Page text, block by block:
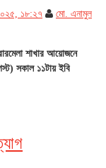
১৮:২৭
মো. এনামুল
শাখার আয়োজনে
সকাল ১১টায় ইবি